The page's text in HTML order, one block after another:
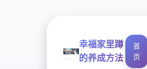
幸福家里蹲
的养成方法
首
页